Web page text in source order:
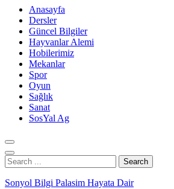
Anasayfa
Dersler
Güncel Bilgiler
Hayvanlar Alemi
Hobilerimiz
Mekanlar
Spor
Oyun
Sağlık
Sanat
SosYal Ag
Search
for:
Sonyol Bilgi Palasim Hayata Dair